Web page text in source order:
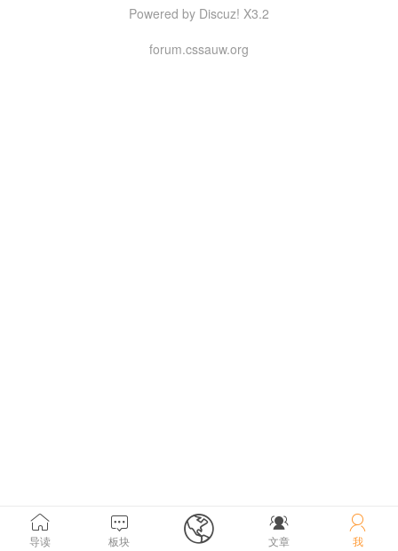

导读

板块  
文章

我
Powered by Discuz! X3.2
forum.cssauw.org